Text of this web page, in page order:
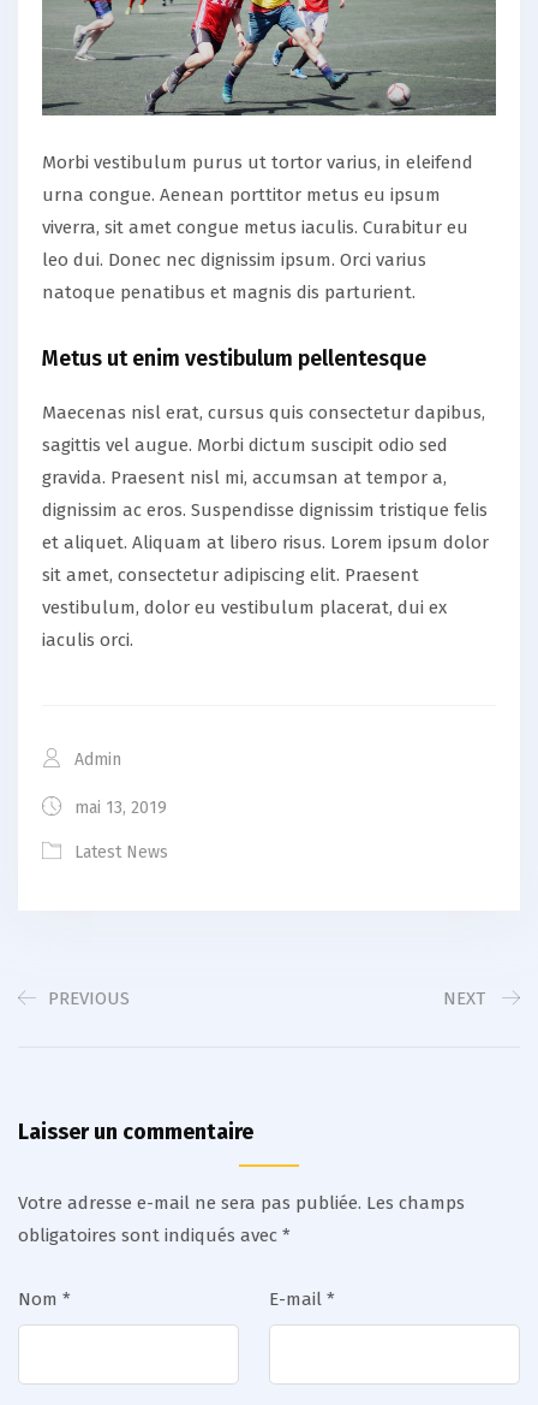
Morbi vestibulum purus ut tortor varius, in eleifend
urna congue. Aenean porttitor metus eu ipsum
viverra, sit amet congue metus iaculis. Curabitur eu
leo dui. Donec nec dignissim ipsum. Orci varius
natoque penatibus et magnis dis parturient.
Metus ut enim vestibulum pellentesque
Maecenas nisl erat, cursus quis consectetur dapibus,
sagittis vel augue. Morbi dictum suscipit odio sed
gravida. Praesent nisl mi, accumsan at tempor a,
dignissim ac eros. Suspendisse dignissim tristique felis
et aliquet. Aliquam at libero risus. Lorem ipsum dolor
sit amet, consectetur adipiscing elit. Praesent
vestibulum, dolor eu vestibulum placerat, dui ex
iaculis orci.
Admin
mai 13, 2019
Latest News
PREVIOUS NEXT
Laisser un commentaire
Votre adresse e-mail ne sera pas publiée. Les champs
obligatoires sont indiqués avec *
Nom * E-mail *